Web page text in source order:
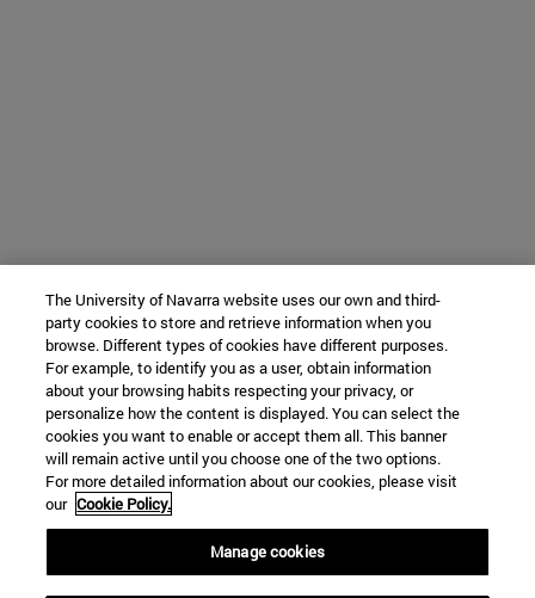
The University of Navarra website uses our own and third-
party cookies to store and retrieve information when you
browse. Different types of cookies have different purposes.
For example, to identify you as a user, obtain information
about your browsing habits respecting your privacy, or
personalize how the content is displayed. You can select the
cookies you want to enable or accept them all. This banner
will remain active until you choose one of the two options.
For more detailed information about our cookies, please visit
our Cookie Policy.
Manage cookies